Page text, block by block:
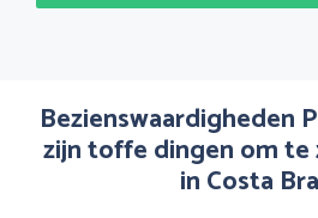
Bezienswaardigheden
zijn toffe dingen om te
in Costa